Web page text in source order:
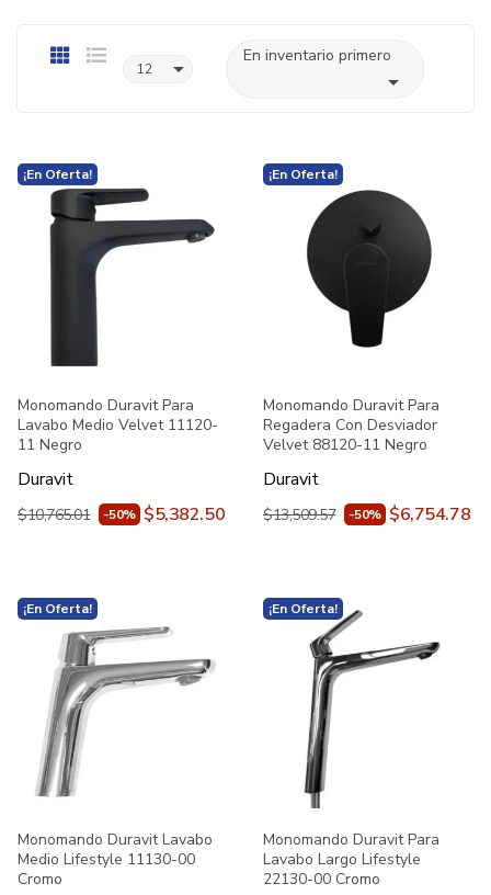
12 
En inventario primero

¡En Oferta!
Monomando Duravit Para
Lavabo Medio Velvet 11120-
11 Negro
Duravit
$10,765.01 -50% $5,382.50
¡En Oferta!
Monomando Duravit Para
Regadera Con Desviador
Velvet 88120-11 Negro
Duravit
$13,509.57 -50% $6,754.78
¡En Oferta!
Monomando Duravit Lavabo
Medio Lifestyle 11130-00
Cromo
¡En Oferta!
Monomando Duravit Para
Lavabo Largo Lifestyle
22130-00 Cromo